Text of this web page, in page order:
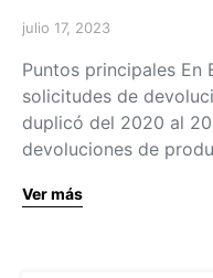
julio 17, 2023
Puntos principales En
solicitudes de
duplicó del 2020 al
devoluciones de
Ver más